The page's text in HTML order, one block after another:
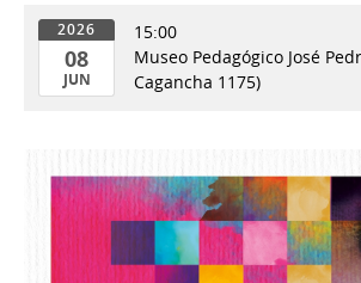
2026
08
JUN
del
2026
15:00
Museo Pedagógico José
Cagancha 1175)